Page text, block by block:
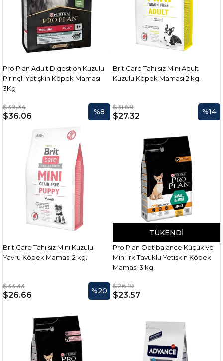
Pro Plan Adult Digestion Kuzulu
Pirinçli Yetişkin Köpek Maması
3Kg
$39.34
$36.06 %8
Brit Care Tahılsız Mini Adult
Kuzulu Köpek Maması 2 kg.
$31.69
$27.32 %14
Brit Care Tahılsız Mini Kuzulu
Yavru Köpek Maması 2 kg.
$33.33
$26.66 %20
TÜKENDI
Pro Plan Optibalance Küçük ve
Mini Irk Tavuklu Yetişkin Köpek
Maması 3 kg
$26.19
$23.57